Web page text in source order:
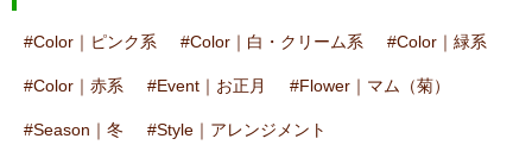
Color｜ピンク系 Color｜白・クリーム系 Color｜緑系
Color｜赤系 Event｜お正月 Flower｜マム（菊）
Season｜冬 Style｜アレンジメント